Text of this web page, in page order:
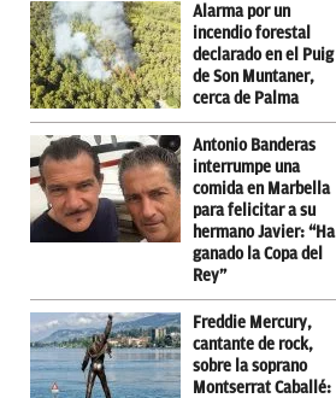
Alarma por un
incendio forestal
declarado en el Puig
de Son Muntaner,
cerca de Palma
Antonio Banderas
interrumpe una
comida en Marbella
para felicitar a su
hermano Javier: “Ha
ganado la Copa del
Rey”
Freddie Mercury,
cantante de rock,
sobre la soprano
Montserrat Caballé: